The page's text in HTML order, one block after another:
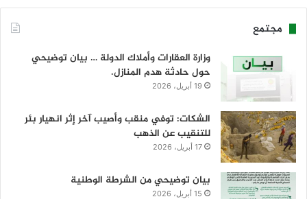
مجتمع
وزارة العقارات وأملاك الدولة … بيان توضيحي
حول حادثة هدم المنازل.
19 أبريل، 2026
الشكات: توفي منقب وأصيب آخر إثر انهيار بئر
للتنقيب عن الذهب
17 أبريل، 2026
بيان توضيحي من الشرطة الوطنية
15 أبريل، 2026